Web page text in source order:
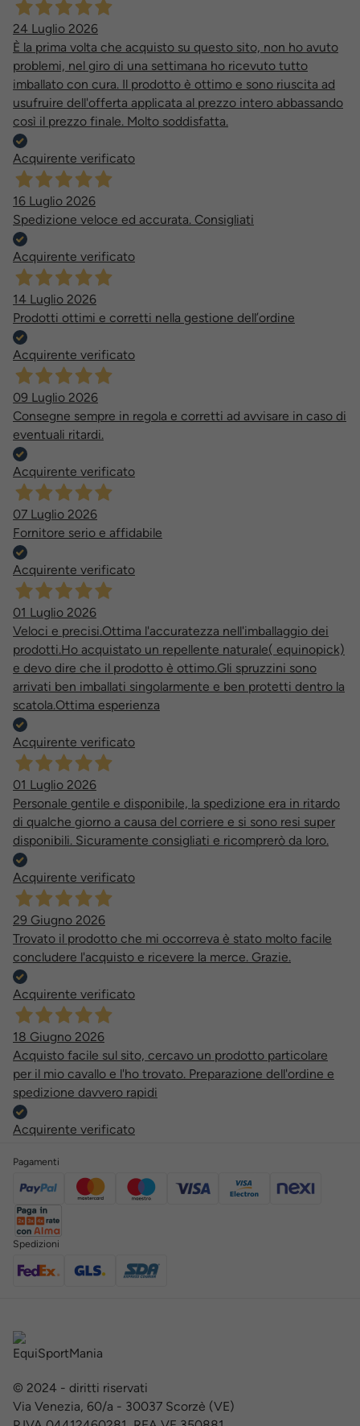
24 Luglio 2026
È la prima volta che acquisto su questo sito, non ho avuto
problemi, nel giro di una settimana ho ricevuto tutto
imballato con cura. Il prodotto è ottimo e sono riuscita ad
usufruire dell'offerta applicata al prezzo intero abbassando
così il prezzo finale. Molto soddisfatta.
Acquirente verificato
16 Luglio 2026
Spedizione veloce ed accurata. Consigliati
Acquirente verificato
14 Luglio 2026
Prodotti ottimi e corretti nella gestione dell’ordine
Acquirente verificato
09 Luglio 2026
Consegne sempre in regola e corretti ad avvisare in caso di
eventuali ritardi.
Acquirente verificato
07 Luglio 2026
Fornitore serio e affidabile
Acquirente verificato
01 Luglio 2026
Veloci e precisi.Ottima l'accuratezza nell'imballaggio dei
prodotti.Ho acquistato un repellente naturale( equinopick)
e devo dire che il prodotto è ottimo.Gli spruzzini sono
arrivati ben imballati singolarmente e ben protetti dentro la
scatola.Ottima esperienza
Acquirente verificato
01 Luglio 2026
Personale gentile e disponibile, la spedizione era in ritardo
di qualche giorno a causa del corriere e si sono resi super
disponibili. Sicuramente consigliati e ricomprerò da loro.
Acquirente verificato
29 Giugno 2026
Trovato il prodotto che mi occorreva è stato molto facile
concludere l'acquisto e ricevere la merce. Grazie.
Acquirente verificato
18 Giugno 2026
Acquisto facile sul sito, cercavo un prodotto particolare
per il mio cavallo e l'ho trovato. Preparazione dell'ordine e
spedizione davvero rapidi
Acquirente verificato
Pagamenti
Spedizioni
© 2024 - diritti riservati
Via Venezia, 60/a - 30037 Scorzè (VE)